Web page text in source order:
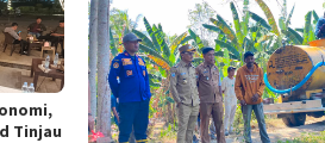
Tinjau